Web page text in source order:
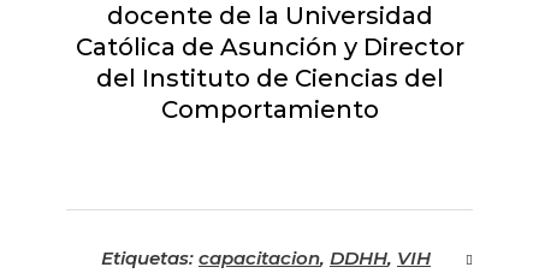
docente de la Universidad
Católica de Asunción y Director
del Instituto de Ciencias del
Comportamiento
Etiquetas: capacitacion, DDHH, VIH